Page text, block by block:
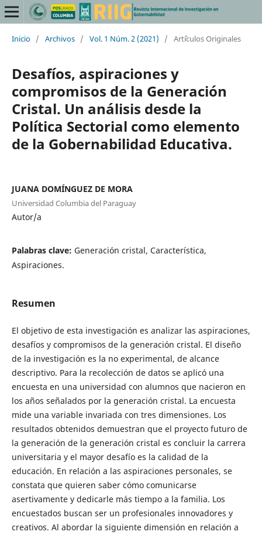
Inicio / Archivos / Vol. 1 Núm. 2 (2021) / Art´ículos Originales
Desafíos, aspiraciones y
compromisos de la Generación
Cristal. Un análisis desde la
Política Sectorial como elemento
de la Gobernabilidad Educativa.
JUANA DOMÍNGUEZ DE MORA
Universidad Columbia del Paraguay
Autor/a
Palabras clave: Generación cristal, Característica,
Aspiraciones.
Resumen
El objetivo de esta investigación es analizar las aspiraciones,
desafíos y compromisos de la generación cristal. El diseño
de la investigación es la no experimental, de alcance
descriptivo. Para la recolección de datos se aplicó una
encuesta en una universidad con alumnos que nacieron en
los años señalados por la generación cristal. La encuesta
mide una variable invariada con tres dimensiones. Los
resultados obtenidos demuestran que el proyecto futuro de
la generación de la generación cristal es concluir la carrera
universitaria y el mayor desafío es la calidad de la
educación. En relación a las aspiraciones personales, se
constata que quieren saber cómo comunicarse
asertivamente y dedicarle más tiempo a la familia. Los
encuestados buscan ser un profesionales innovadores y
creativos. Al abordar la siguiente dimensión en relación a